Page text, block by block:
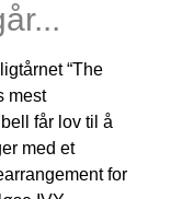
“The
får lov til å
med et
for
IVY
smøre oss